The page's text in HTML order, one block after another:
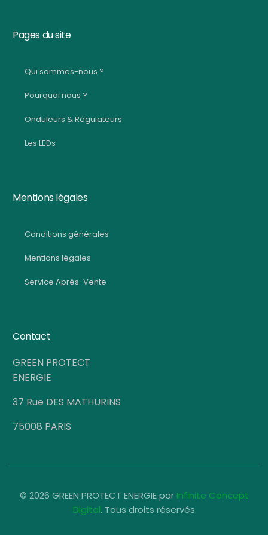
Pages du site
Qui sommes-nous ?
Pourquoi nous ?
Onduleurs & Régulateurs
Les LEDs
Mentions légales
Conditions générales
Mentions légales
Service Après-Vente
Contact
GREEN PROTECT
ENERGIE
37 Rue DES MATHURINS
75008 PARIS
© 2026 GREEN PROTECT ENERGIE par Infinite Concept
Digital. Tous droits réservés
S.A.V